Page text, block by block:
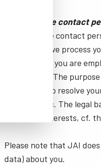
If you are the contact
If you are the contact
legal entity, we process
the company you are
relationship. The
customers, to resolve
invoicing, etc. The legal
legitimate interests, cf.
Please note that JAI
data) about you.